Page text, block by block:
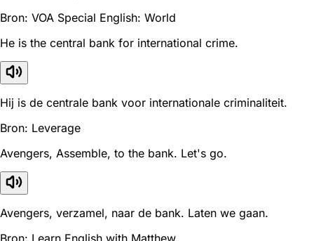
Bron: VOA Special English: World
He is the central bank for international crime.
Hij is de centrale bank voor internationale criminaliteit.
Bron: Leverage
Avengers, Assemble, to the bank. Let's go.
Avengers, verzamel, naar de bank. Laten we gaan.
Bron: Learn English with Matthew.